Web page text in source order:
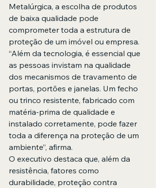
Metalúrgica, a escolha de produtos
de baixa qualidade pode
comprometer toda a estrutura de
proteção de um imóvel ou empresa.
“Além da tecnologia, é essencial que
as pessoas invistam na qualidade
dos mecanismos de travamento de
portas, portões e janelas. Um fecho
ou trinco resistente, fabricado com
matéria-prima de qualidade e
instalado corretamente, pode fazer
toda a diferença na proteção de um
ambiente”, afirma.
O executivo destaca que, além da
resistência, fatores como
durabilidade, proteção contra